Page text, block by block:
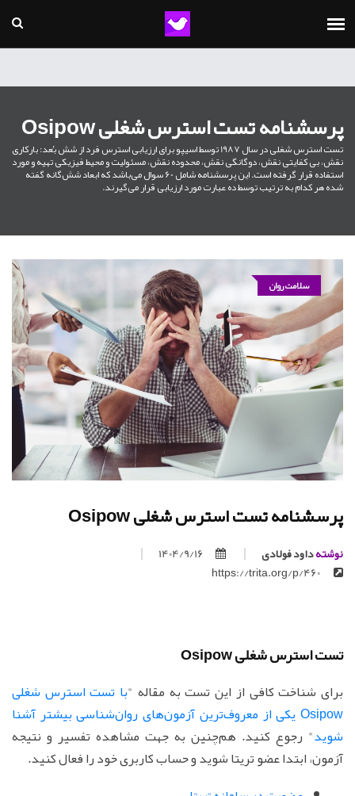
پرسشنامه تست استرس شغلی Osipow
تست استرس شغلی در سال 1987 توسط اسیپو برای ارزیابی استرس فرد از شش بُعد: بارکاری
نقش، بی کفایتی نقش، دوگانگی نقش، محدوده نقش، مسئولیت و محیط فیزیکی تهیه و مورد
استفاده قرار گرفته است. این پرسشنامه شامل 60 سوال می‌باشد که ابعاد شش‌گانه گفته
شده هر کدام به ترتیب توسط ده عبارت مورد ارزیابی قرار می‌گیرند.
سلامت روان
پرسشنامه تست استرس شغلی Osipow
نوشتهداود فولادی
1404/9/16
تست استرس شغلی Osipow
برای شناخت کافی از این تست به مقاله "با تست استرس شغلی
Osipow یکی از معروف‌ترین آزمون‌های روان‌شناسی بیشتر آشنا
شوید" رجوع کنید. هم‌چنین به جهت مشاهده تفسیر و نتیجه
آزمون، ابتدا عضو تریتا شوید و حساب کاربری خود را فعال کنید.